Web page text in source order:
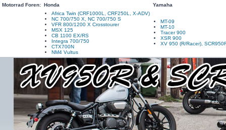
Motorrad Foren: Honda
Yamaha
Africa Twin (CRF1000L, CRF250L, X-ADV)
NC 700/750 X, NC 700/750 S
VFR 800/1200 X Crosstourer
MSX 125
CB 1100 EX/RS
Integra 700/750
CTX700N
NM4 Vultus
MT-09
MT-10
Tracer 900
XSR 900
XV 950 (R/Racer),